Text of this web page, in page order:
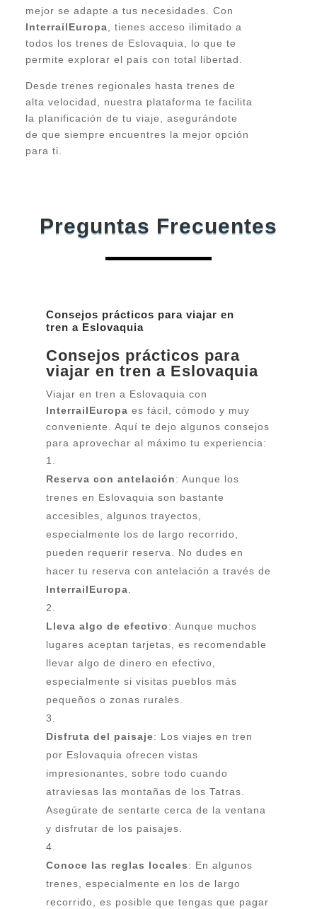
mejor se adapte a tus necesidades. Con
InterrailEuropa, tienes acceso ilimitado a
todos los trenes de Eslovaquia, lo que te
permite explorar el país con total libertad.
Desde trenes regionales hasta trenes de
alta velocidad, nuestra plataforma te facilita
la planificación de tu viaje, asegurándote
de que siempre encuentres la mejor opción
para ti.
Preguntas Frecuentes
Consejos prácticos para viajar en
tren a Eslovaquia
Consejos prácticos para
viajar en tren a Eslovaquia
Viajar en tren a Eslovaquia con
InterrailEuropa es fácil, cómodo y muy
conveniente. Aquí te dejo algunos consejos
para aprovechar al máximo tu experiencia:
Reserva con antelación: Aunque los
trenes en Eslovaquia son bastante
accesibles, algunos trayectos,
especialmente los de largo recorrido,
pueden requerir reserva. No dudes en
hacer tu reserva con antelación a través de
InterrailEuropa.
Lleva algo de efectivo: Aunque muchos
lugares aceptan tarjetas, es recomendable
llevar algo de dinero en efectivo,
especialmente si visitas pueblos más
pequeños o zonas rurales.
Disfruta del paisaje: Los viajes en tren
por Eslovaquia ofrecen vistas
impresionantes, sobre todo cuando
atraviesas las montañas de los Tatras.
Asegúrate de sentarte cerca de la ventana
y disfrutar de los paisajes.
Conoce las reglas locales: En algunos
trenes, especialmente en los de largo
recorrido, es posible que tengas que pagar